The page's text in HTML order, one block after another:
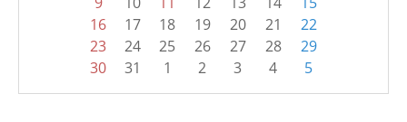
16
17 18 19 20 21
22
23
24 25 26 27 28
29
30
31 1 2 3 4 5